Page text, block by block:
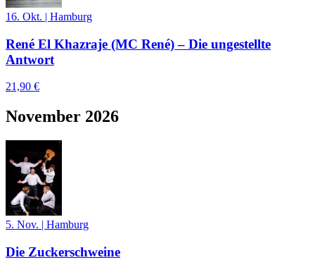
16. Okt. | Hamburg
René El Khazraje (MC René) – Die ungestellte
Antwort
21,90 €
November 2026
5. Nov. | Hamburg
Die Zuckerschweine